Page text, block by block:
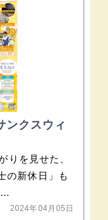
ンクスウィ
りを見せた、
の新休日」も
…
2024年04月05日